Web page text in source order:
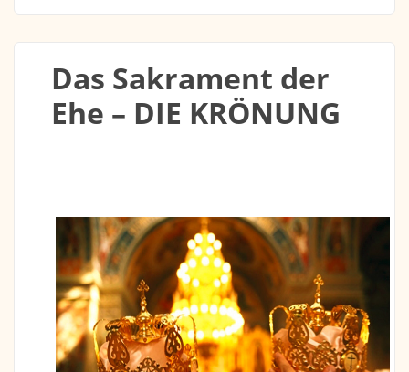
Das Sakrament der
Ehe – DIE KRÖNUNG